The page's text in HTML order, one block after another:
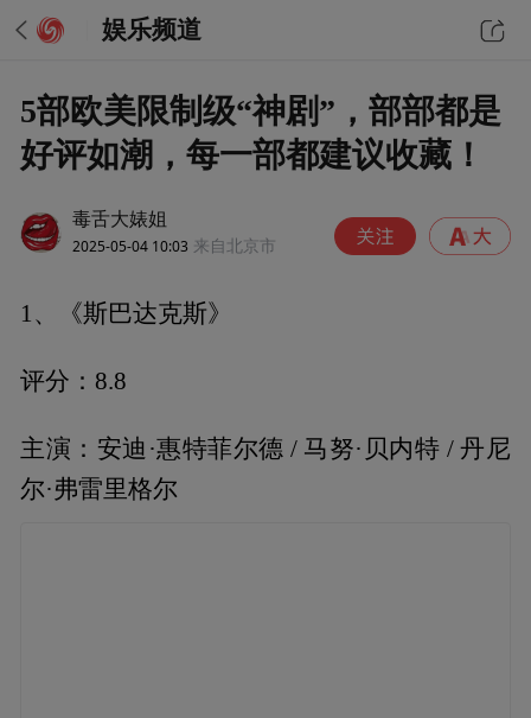
娱乐频道
5部欧美限制级“神剧”，部部都是
好评如潮，每一部都建议收藏！
毒舌大婊姐
2025-05-04 10:03 来自北京市
1、《斯巴达克斯》
评分：8.8
主演：安迪·惠特菲尔德 / 马努·贝内特 / 丹尼
尔·弗雷里格尔